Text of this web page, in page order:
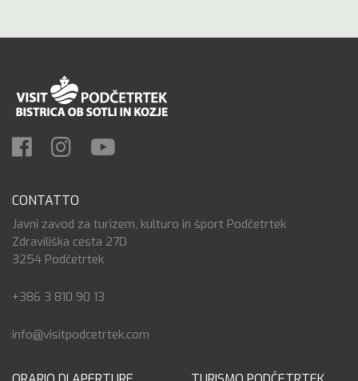
CONTATTO
Javni zavod za turizem, kulturo in šport Podčetrtek
Zdraviliška cesta 27D
3254 Podčetrtek
+386 3 810 90 13
info@visitpodcetrtek.com